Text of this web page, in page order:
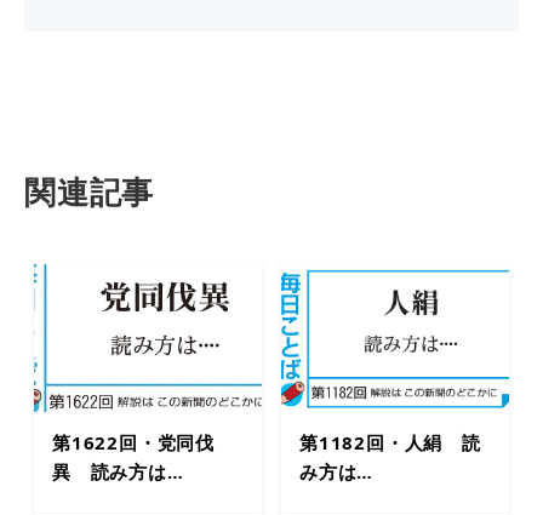
関連記事
第1622回・党同伐
異 読み方は…
第1182回・人絹 読
み方は…